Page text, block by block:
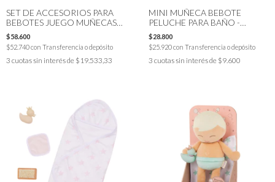
SET DE ACCESORIOS PARA
BEBOTES JUEGO MUÑECAS
LULLABABY
$58.600
$52.740con Transferencia o depósito
3 cuotas sin interés de $19.533,33
MINI MUÑECA BEBOTE
PELUCHE PARA BAÑO -
LULLABABY
$28.800
$25.920con Transferencia o depósito
3 cuotas sin interés de $9.600